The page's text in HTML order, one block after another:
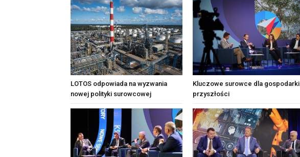
LOTOS odpowiada na wyzwania
nowej polityki surowcowej
Kluczowe surowce dla gospodarki
przyszłości